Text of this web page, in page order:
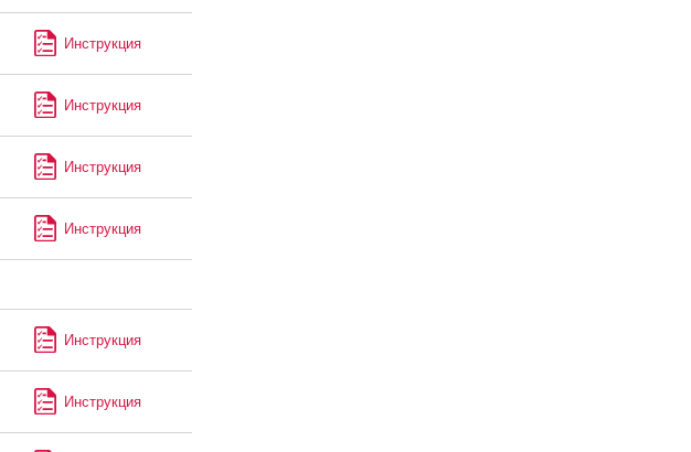
Инструкция
Инструкция
Инструкция
Инструкция
Инструкция
Инструкция